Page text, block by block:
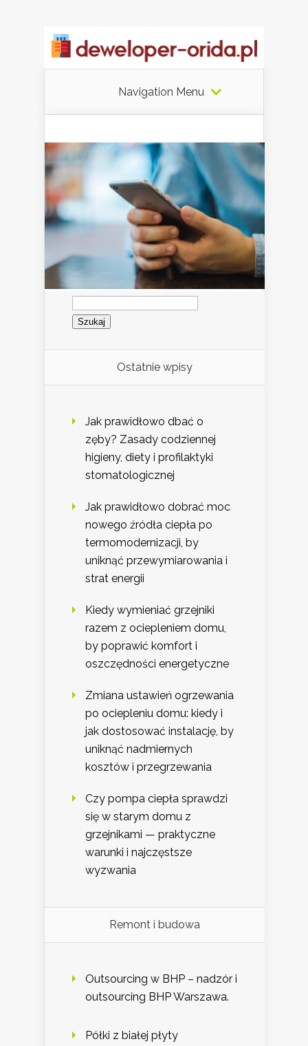
Navigation Menu
Szukaj:
Ostatnie wpisy
Jak prawidłowo dbać o
zęby? Zasady codziennej
higieny, diety i profilaktyki
stomatologicznej
Jak prawidłowo dobrać moc
nowego źródła ciepła po
termomodernizacji, by
uniknąć przewymiarowania i
strat energii
Kiedy wymieniać grzejniki
razem z ociepleniem domu,
by poprawić komfort i
oszczędności energetyczne
Zmiana ustawień ogrzewania
po ociepleniu domu: kiedy i
jak dostosować instalację, by
uniknąć nadmiernych
kosztów i przegrzewania
Czy pompa ciepła sprawdzi
się w starym domu z
grzejnikami — praktyczne
warunki i najczęstsze
wyzwania
Remont i budowa
Outsourcing w BHP – nadzór i
outsourcing BHP Warszawa.
Półki z białej płyty